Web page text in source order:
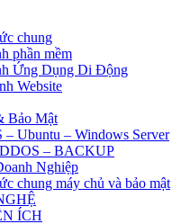
chung
phần mềm
Ứng Dụng Di Động
Website
Bảo Mật
– Ubuntu – Windows Server
– BACKUP
Nghiệp
chung máy chủ và bảo mật
ÍCH